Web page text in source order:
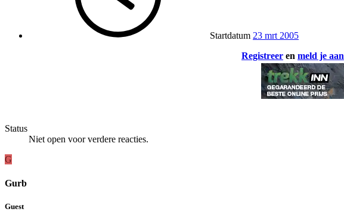
Startdatum 23 mrt 2005
Registreer en meld je aan
Status
Niet open voor verdere reacties.
G
Gurb
Guest